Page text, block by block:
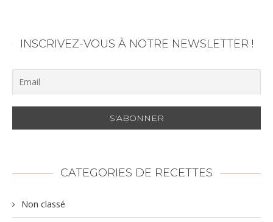
INSCRIVEZ-VOUS À NOTRE NEWSLETTER !
CATEGORIES DE RECETTES
Non classé